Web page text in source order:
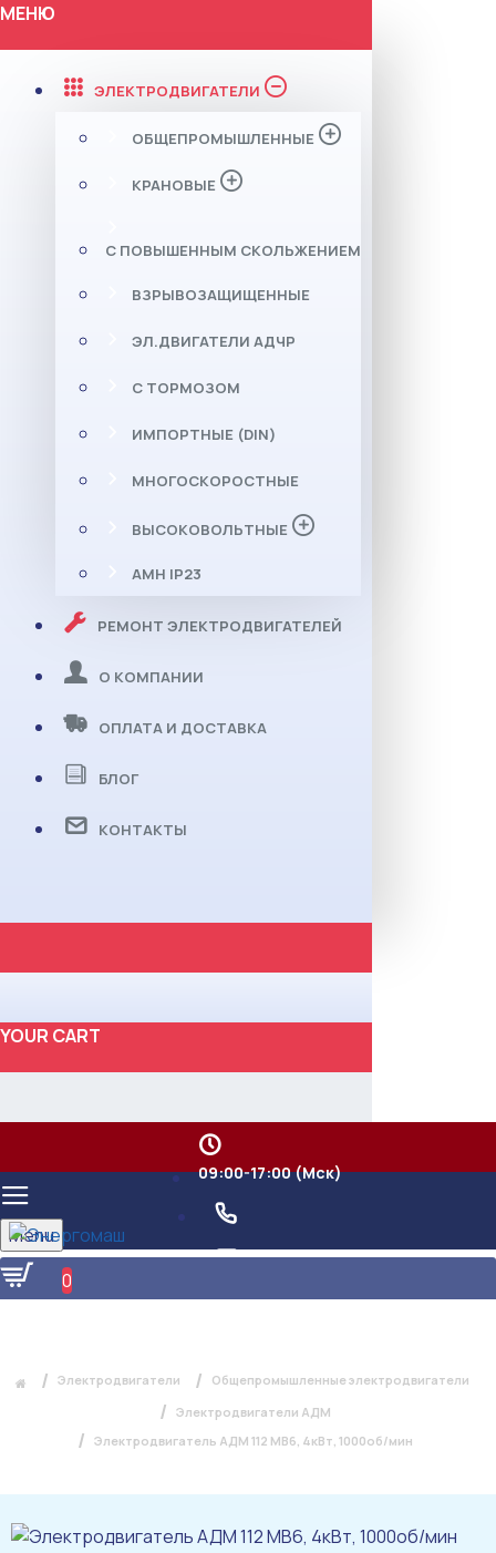
МЕНЮ
ЭЛЕКТРОДВИГАТЕЛИ
ОБЩЕПРОМЫШЛЕННЫЕ
КРАНОВЫЕ
С ПОВЫШЕННЫМ СКОЛЬЖЕНИЕМ
ВЗРЫВОЗАЩИЩЕННЫЕ
ЭЛ.ДВИГАТЕЛИ АДЧР
С ТОРМОЗОМ
ИМПОРТНЫЕ (DIN)
МНОГОСКОРОСТНЫЕ
ВЫСОКОВОЛЬТНЫЕ
АМН IP23
РЕМОНТ ЭЛЕКТРОДВИГАТЕЛЕЙ
О КОМПАНИИ
ОПЛАТА И ДОСТАВКА
БЛОГ
КОНТАКТЫ
YOUR CART
09:00-17:00 (Мск)
Menu
0
Электродвигатели
Общепромышленные электродвигатели
Электродвигатели АДМ
Электродвигатель АДМ 112 МВ6, 4кВт, 1000об/мин